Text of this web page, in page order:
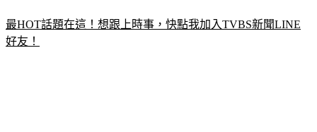
最HOT話題在這！想跟上時事，快點我加入TVBS新聞LINE
好友！